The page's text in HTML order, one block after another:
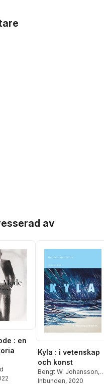
av
: en
Kyla : i vetenskap
och konst
Bengt W. Johansson,
Torbjörn Messner
Inbunden, 2020